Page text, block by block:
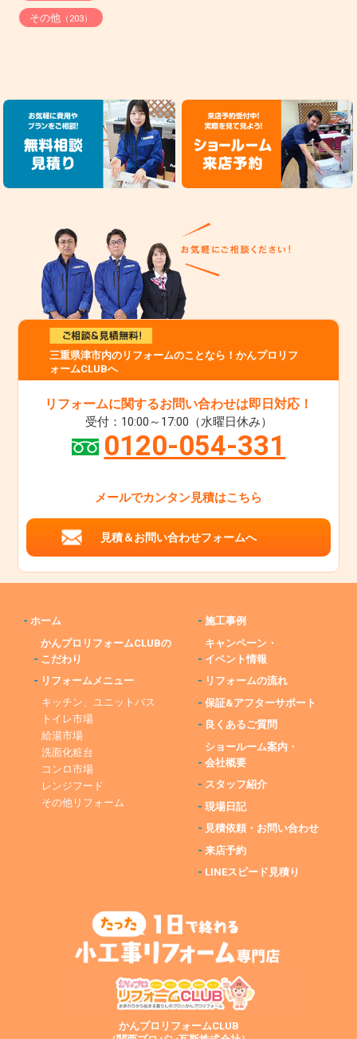
その他（203）
三重県津市内のリフォームのことなら！かんプロリフ
ォームCLUBへ
リフォームに関するお問い合わせは即日対応！
受付：10:00～17:00（水曜日休み）
0120-054-331
メールでカンタン見積はこちら
見積＆お問い合わせフォームへ
-ホーム
-
かんプロリフォームCLUBの
こだわり
- リフォームメニュー
キッチン、ユニットバス
トイレ市場
給湯市場
洗面化粧台
コンロ市場
レンジフード
その他リフォーム
-施工事例
-
キャンペーン・
イベント情報
- リフォームの流れ
-保証&アフターサポート
- 良くあるご質問
-
ショールーム案内・
会社概要
- スタッフ紹介
-現場日記
- 見積依頼・お問い合わせ
-来店予約
- LINEスピード見積り
かんプロリフォームCLUB